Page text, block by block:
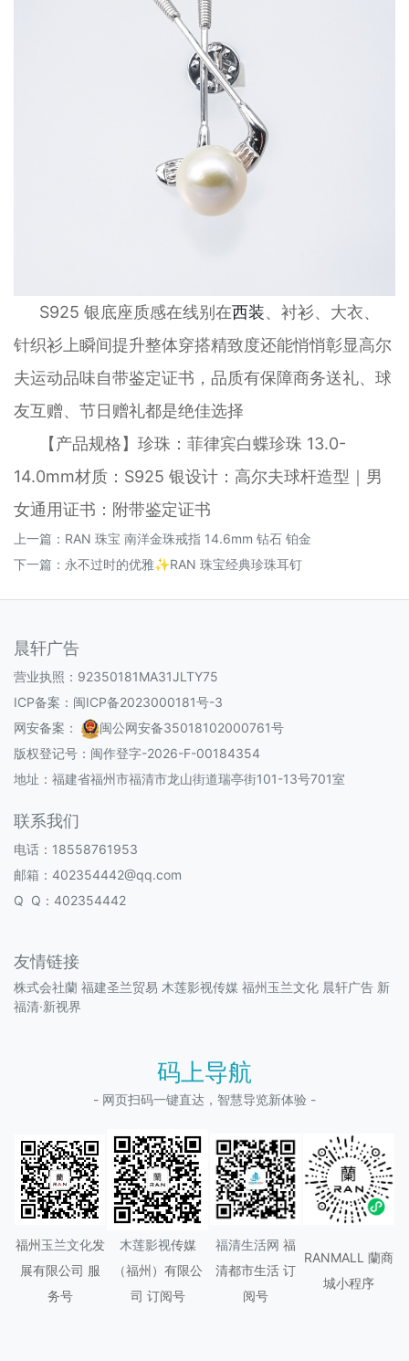
S925 银底座质感在线别在西装、衬衫、大衣、
针织衫上瞬间提升整体穿搭精致度还能悄悄彰显高尔
夫运动品味自带鉴定证书，品质有保障商务送礼、球
友互赠、节日赠礼都是绝佳选择
【产品规格】珍珠：菲律宾白蝶珍珠 13.0-
14.0mm材质：S925 银设计：高尔夫球杆造型｜男
女通用证书：附带鉴定证书
上一篇： RAN 珠宝 南洋金珠戒指 14.6mm 钻石 铂金
下一篇： 永不过时的优雅✨RAN 珠宝经典珍珠耳钉
晨轩广告
营业执照：92350181MA31JLTY75
ICP备案： 闽ICP备2023000181号-3
网安备案：
闽公网安备35018102000761号
版权登记号： 闽作登字-2026-F-00184354
地址：福建省福州市福清市龙山街道瑞亭街101-13号701室
联系我们
电话：18558761953
邮箱：402354442@qq.com
Q Q：402354442
友情链接
株式会社蘭 福建圣兰贸易 木莲影视传媒 福州玉兰文化 晨轩广告 新
福清·新视界
码上导航
- 网页扫码一键直达，智慧导览新体验 -
福州玉兰文化发
展有限公司 服
务号
木莲影视传媒
（福州）有限公
司 订阅号
福清生活网 福
清都市生活 订
阅号
RANMALL 蘭商
城小程序